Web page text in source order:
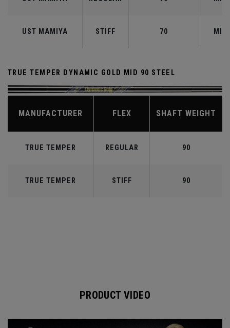
UST MAMIYA STIFF 70 MID
TRUE TEMPER DYNAMIC GOLD MID 90 STEEL
MANUFACTURER FLEX SHAFT WEIGHT
TRUE TEMPER REGULAR 90
TRUE TEMPER STIFF 90
PRODUCT VIDEO